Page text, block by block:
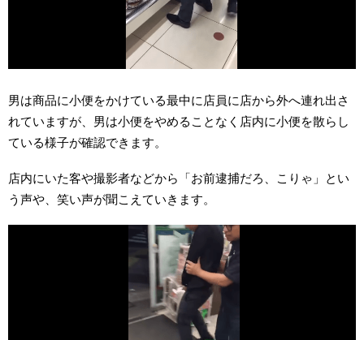
男は商品に小便をかけている最中に店員に店から外へ連れ出さ
れていますが、男は小便をやめることなく店内に小便を散らし
ている様子が確認できます。
店内にいた客や撮影者などから「お前逮捕だろ、こりゃ」とい
う声や、笑い声が聞こえていきます。